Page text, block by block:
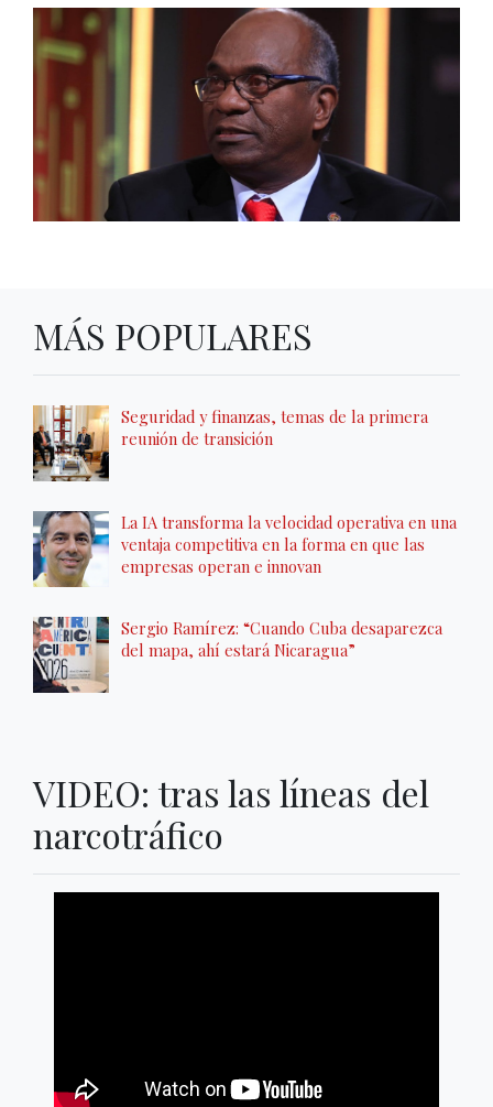
MÁS POPULARES
Seguridad y finanzas, temas de la primera
reunión de transición
La IA transforma la velocidad operativa en una
ventaja competitiva en la forma en que las
empresas operan e innovan
Sergio Ramírez: “Cuando Cuba desaparezca
del mapa, ahí estará Nicaragua”
VIDEO: tras las líneas del
narcotráfico